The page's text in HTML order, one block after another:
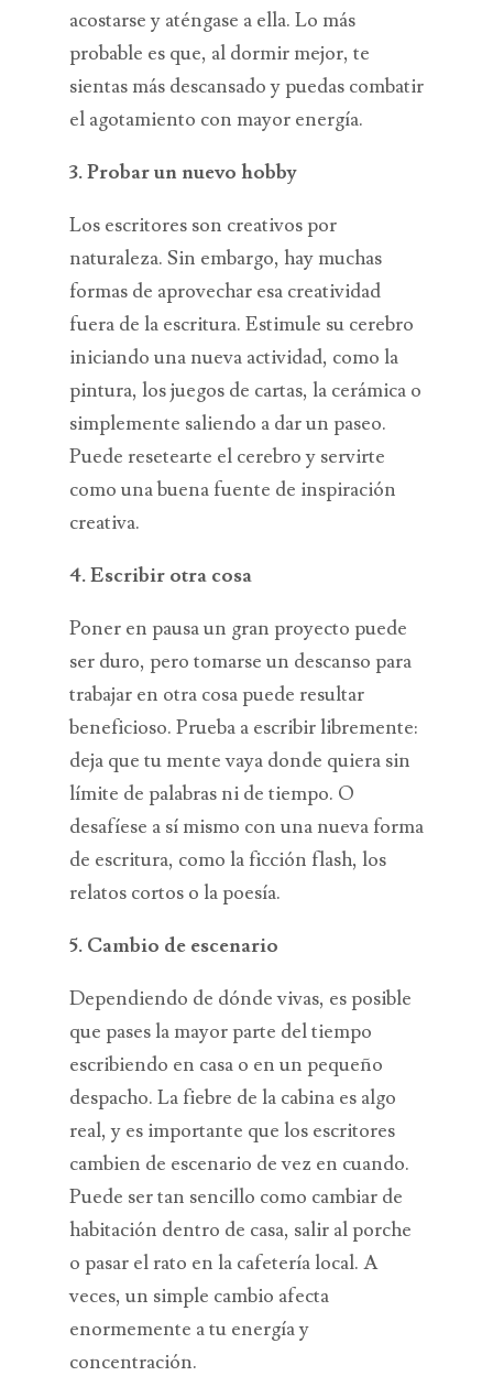
acostarse y aténgase a ella. Lo más
probable es que, al dormir mejor, te
sientas más descansado y puedas combatir
el agotamiento con mayor energía.
3. Probar un nuevo hobby
Los escritores son creativos por
naturaleza. Sin embargo, hay muchas
formas de aprovechar esa creatividad
fuera de la escritura. Estimule su cerebro
iniciando una nueva actividad, como la
pintura, los juegos de cartas, la cerámica o
simplemente saliendo a dar un paseo.
Puede resetearte el cerebro y servirte
como una buena fuente de inspiración
creativa.
4. Escribir otra cosa
Poner en pausa un gran proyecto puede
ser duro, pero tomarse un descanso para
trabajar en otra cosa puede resultar
beneficioso. Prueba a escribir libremente:
deja que tu mente vaya donde quiera sin
límite de palabras ni de tiempo. O
desafíese a sí mismo con una nueva forma
de escritura, como la ficción flash, los
relatos cortos o la poesía.
5. Cambio de escenario
Dependiendo de dónde vivas, es posible
que pases la mayor parte del tiempo
escribiendo en casa o en un pequeño
despacho. La fiebre de la cabina es algo
real, y es importante que los escritores
cambien de escenario de vez en cuando.
Puede ser tan sencillo como cambiar de
habitación dentro de casa, salir al porche
o pasar el rato en la cafetería local. A
veces, un simple cambio afecta
enormemente a tu energía y
concentración.